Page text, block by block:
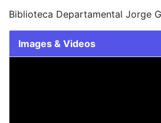
Biblioteca Departamental Jorge
Images & Videos